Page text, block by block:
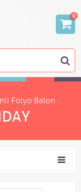
0
Folyo Balon